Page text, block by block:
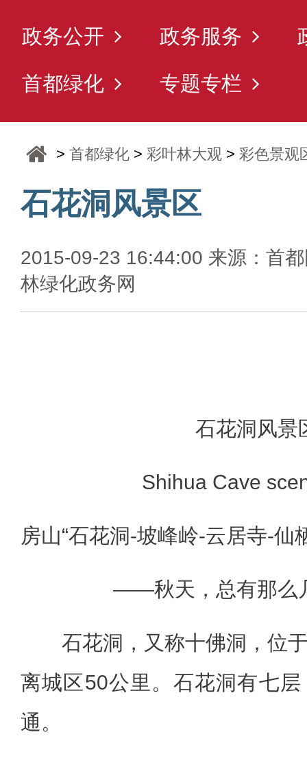
政务公开 政务服务
首都绿化 专题专栏
>首都绿化 >彩叶林大观 >彩色景观
石花洞风景区
2015-09-23 16:44:00 来源：首
林绿化政务网
石花洞风景
Shihua Cave
房山“石花洞-坡峰岭-云居寺-仙
——秋天，总有那么
石花洞，又称十佛洞，位于
离城区50公里。石花洞有七
通。